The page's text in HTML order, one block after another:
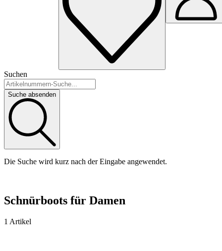
Suchen
Suche absenden
Die Suche wird kurz nach der Eingabe angewendet.
Schnürboots für Damen
1 Artikel